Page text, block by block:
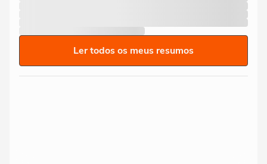
Ler todos os meus resumos